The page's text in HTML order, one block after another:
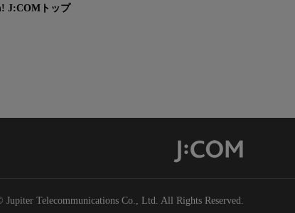
J:COMトップ
Telecommunications Co., Ltd. All Rights Reserved.